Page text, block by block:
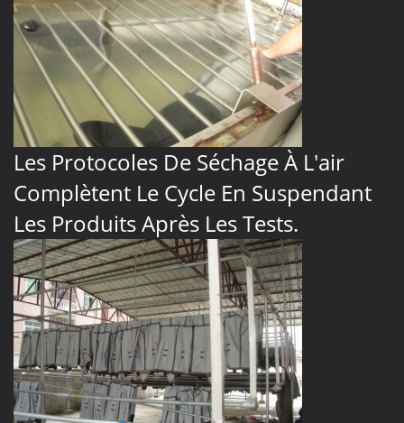
Les Protocoles De Séchage À L'air
Complètent Le Cycle En Suspendant
Les Produits Après Les Tests.